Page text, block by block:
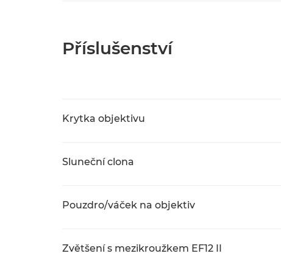
Příslušenství
Krytka objektivu
Sluneční clona
Pouzdro/váček na objektiv
Zvětšení s mezikroužkem EF12 II